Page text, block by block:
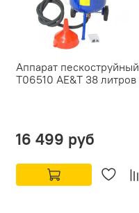
Аппарат пескоструйный
T06510 AE&T 38 литров
16 499 руб